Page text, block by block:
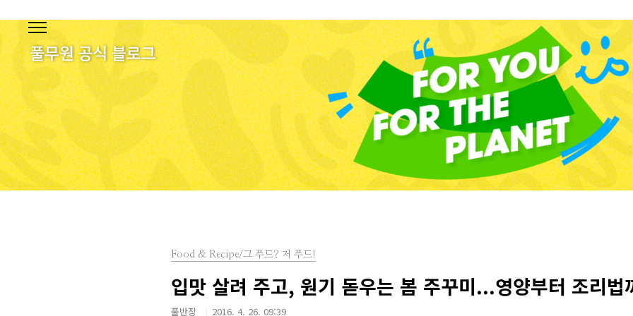
Food & Recipe/그 푸드? 저 푸드!
입맛 살려 주고, 원기 돋우는 봄 주꾸미...영양부터 조리법
풀반장 2016. 4. 26. 09:39